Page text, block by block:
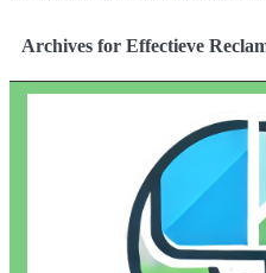
Archives for Effectieve